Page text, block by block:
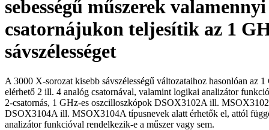
sebességű műszerek valamennyi
csatornájukon teljesítik az 1
sávszélességet
A 3000 X-sorozat kisebb sávszélességű változataihoz hasonlóan az 1
elérhető 2 ill. 4 analóg csatornával, valamint logikai analizátor
2-csatornás, 1 GHz-es oszcilloszkópok DSOX3102A ill.
DSOX3104A ill. MSOX3104A típusnevek alatt érhetők el, attól
analizátor funkcióval rendelkezik-e a műszer vagy sem.